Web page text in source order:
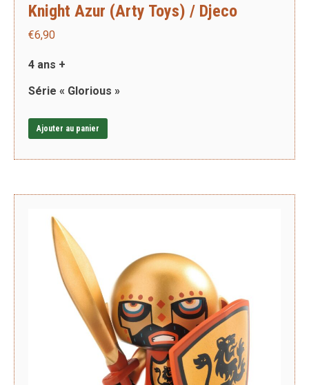
Knight Azur (Arty Toys) / Djeco
€6,90
4 ans +
Série « Glorious »
Ajouter au panier